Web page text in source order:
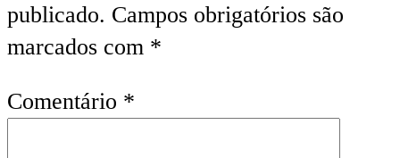
publicado. Campos obrigatórios são
marcados com *
Comentário *